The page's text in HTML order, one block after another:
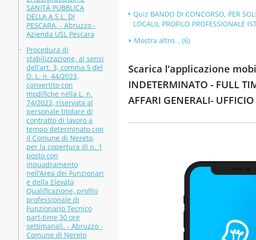
SANITÀ PUBBLICA
DELLA A.S.L. DI
PESCARA. - Abruzzo -
Azienda USL Pescara
Procedura di
stabilizzazione, ai sensi
dell’art. 3, comma 5 del
D. L. n. 44/2023,
convertito con
modifiche nella L. n.
74/2023, riservata al
personale titolare di
contratto di lavoro a
tempo determinato con
il Comune di Nereto,
per la copertura di n. 1
posto con
inquadramento
nell’Area dei Funzionari
e della Elevata
Qualificazione, profilo
professionale di
Funzionario Tecnico
part-time 30 ore
settimanali. - Abruzzo -
Comune di Nereto
Quiz BANDO DI CONCORSO, PER
LOCALI), PROFILO
Mostra altro... (6)
Scarica l’applicazione
INDETERMINATO - FULL
AFFARI GENERALI-